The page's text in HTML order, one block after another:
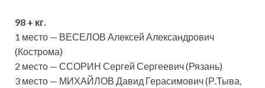
98 + кг.
1 место — ВЕСЕЛОВ Алексей Александрович
(Кострома)
2 место — ССОРИН Сергей Сергеевич (Рязань)
3 место — МИХАЙЛОВ Давид Герасимович (Р.Тыва,